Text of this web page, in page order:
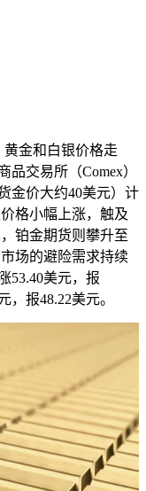
黄金和白银价格走
交易所（Comex）
金价大约40美元）计
格小幅上涨，触及
铂金期货则攀升至
场的避险需求持续
53.40美元，报
，报48.22美元。